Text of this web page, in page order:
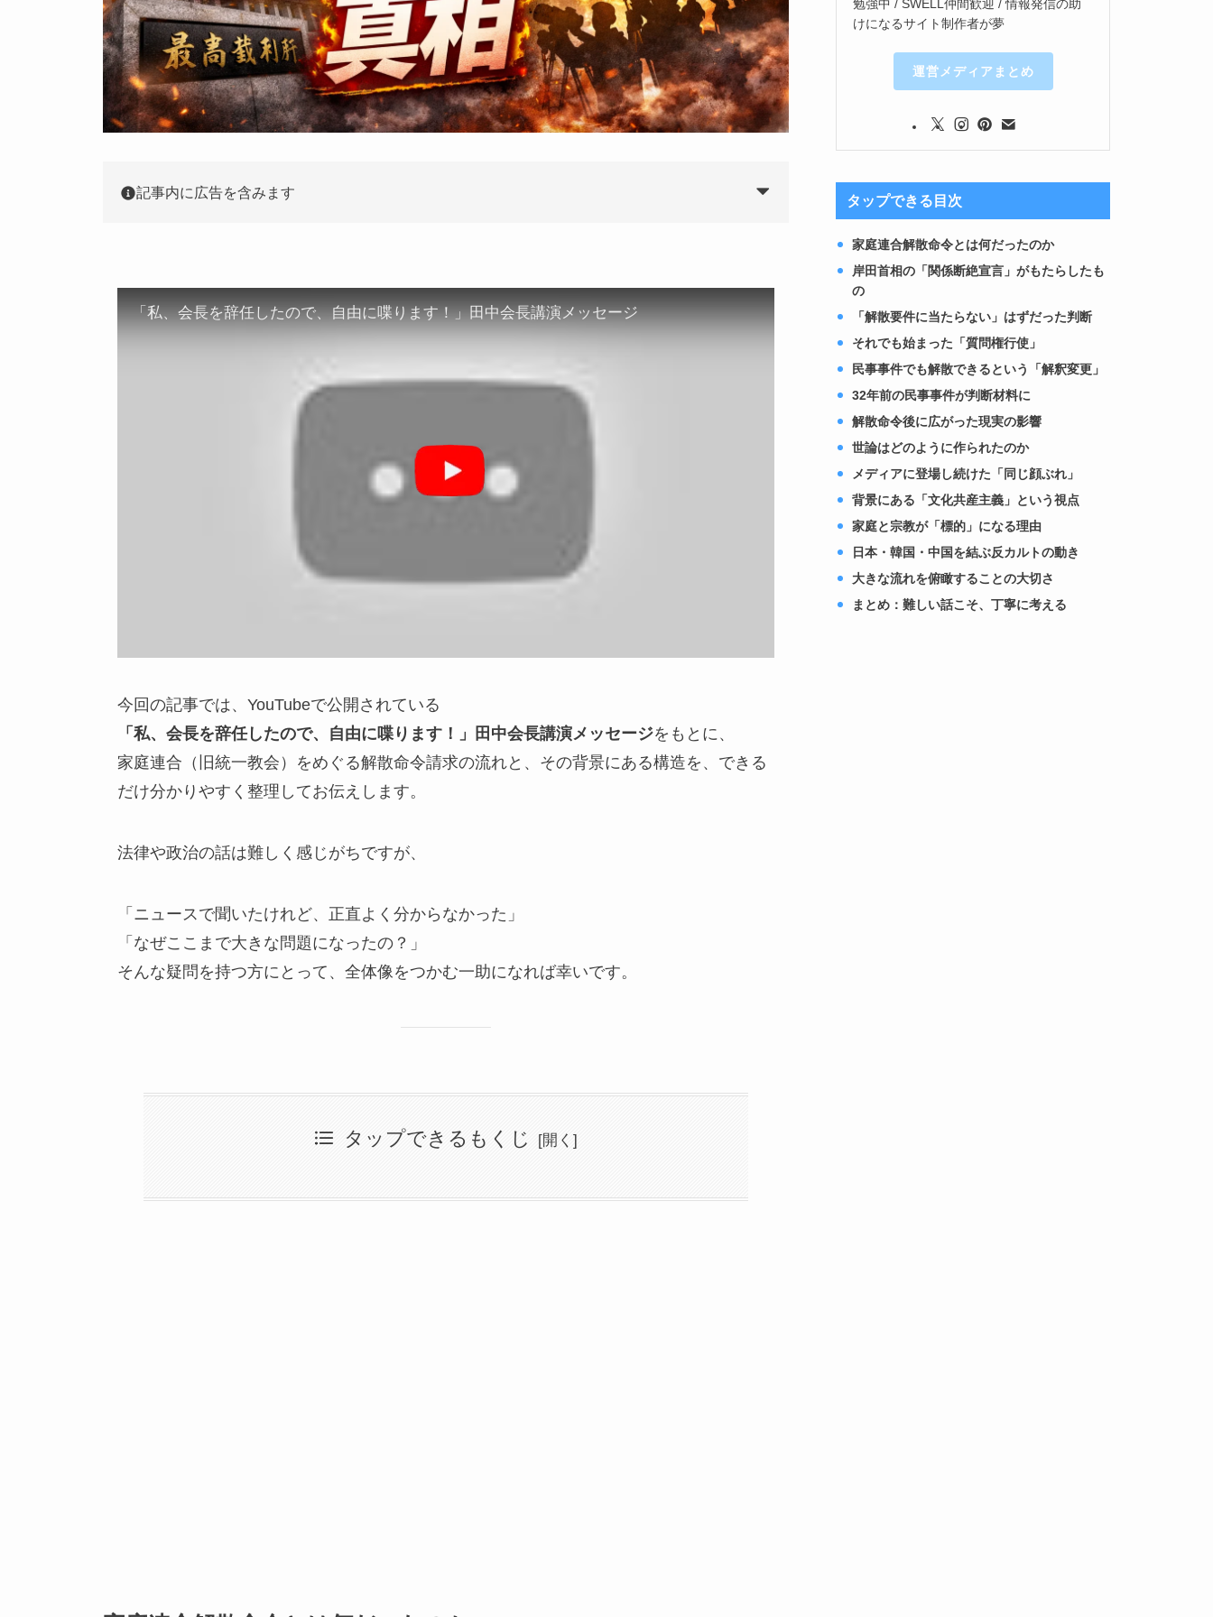
記事内に広告を含みます
「私、会長を辞任したので、自由に喋ります！」田中会長講演メッセージ
今回の記事では、YouTubeで公開されている
「私、会長を辞任したので、自由に喋ります！」田中会長講演メッセージをもとに、
家庭連合（旧統一教会）をめぐる解散命令請求の流れと、その背景にある構造を、できる
だけ分かりやすく整理してお伝えします。
法律や政治の話は難しく感じがちですが、
「ニュースで聞いたけれど、正直よく分からなかった」
「なぜここまで大きな問題になったの？」
そんな疑問を持つ方にとって、全体像をつかむ一助になれば幸いです。
タップできるもくじ
勉強中 / SWELL仲間歓迎 / 情報発信の助
けになるサイト制作者が夢
運営メディアまとめ
タップできる目次
家庭連合解散命令とは何だったのか
岸田首相の「関係断絶宣言」がもたらしたも
の
「解散要件に当たらない」はずだった判断
それでも始まった「質問権行使」
民事事件でも解散できるという「解釈変更」
32年前の民事事件が判断材料に
解散命令後に広がった現実の影響
世論はどのように作られたのか
メディアに登場し続けた「同じ顔ぶれ」
背景にある「文化共産主義」という視点
家庭と宗教が「標的」になる理由
日本・韓国・中国を結ぶ反カルトの動き
大きな流れを俯瞰することの大切さ
まとめ：難しい話こそ、丁寧に考える